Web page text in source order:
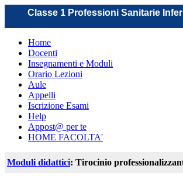
Classe 1 Professioni Sanitarie
Home
Docenti
Insegnamenti e Moduli
Orario Lezioni
Aule
Appelli
Iscrizione Esami
Help
Appost@ per te
HOME FACOLTA'
Moduli didattici: Tirocinio